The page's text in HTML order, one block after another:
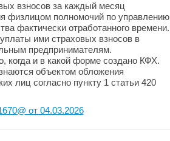
взносов за каждый месяц
физлицом полномочий по управлению
фактически отработанного времени.
ими страховых взносов в
предпринимателям.
когда и в какой форме создано КФХ.
объектом обложения
лиц согласно пункту 1 статьи 420
от 04.03.2026